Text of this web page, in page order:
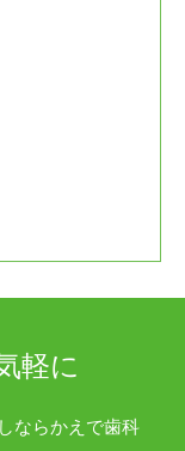
軽に
ならかえで歯科